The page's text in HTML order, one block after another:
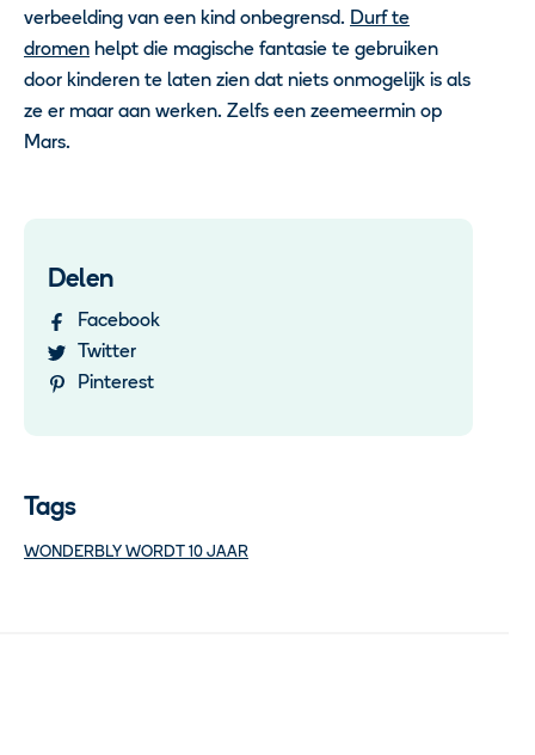
verbeelding van een kind onbegrensd. Durf te
dromen helpt die magische fantasie te gebruiken
door kinderen te laten zien dat niets onmogelijk is als
ze er maar aan werken. Zelfs een zeemeermin op
Mars.
Delen
Facebook
Twitter
Pinterest
Tags
WONDERBLY WORDT 10 JAAR